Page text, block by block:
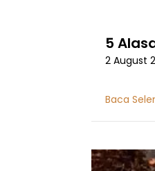
5
2 August
Baca